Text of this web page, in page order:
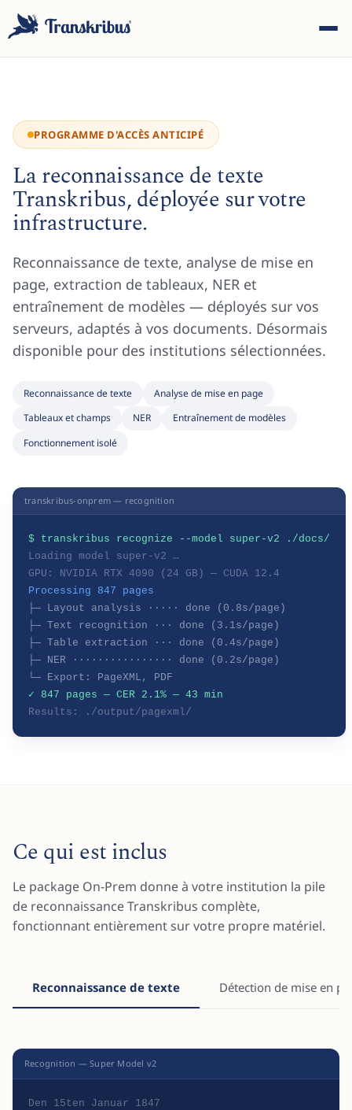
sites et articles de blog...
PROGRAMME D'ACCÈS ANTICIPÉ
La reconnaissance de texte
Transkribus, déployée sur votre
infrastructure.
Reconnaissance de texte, analyse de mise en
page, extraction de tableaux, NER et
entraînement de modèles — déployés sur vos
serveurs, adaptés à vos documents. Désormais
disponible pour des institutions sélectionnées.
Reconnaissance de texte
Analyse de mise en page
Tableaux et champs
NER
Entraînement de modèles
Fonctionnement isolé
transkribus-onprem — recognition
$ transkribus recognize --model super-v2 ./docs/
Loading model super-v2 …
GPU: NVIDIA RTX 4090 (24 GB) — CUDA 12.4
Processing 847 pages
├─ Layout analysis ····· done (0.8s/page)
├─ Text recognition ··· done (3.1s/page)
├─ Table extraction ··· done (0.4s/page)
├─ NER ················ done (0.2s/page)
└─ Export: PageXML, PDF
✓ 847 pages — CER 2.1% — 43 min
Results: ./output/pagexml/
Ce qui est inclus
Le package On-Prem donne à votre institution la pile
de reconnaissance Transkribus complète,
fonctionnant entièrement sur votre propre matériel.
Reconnaissance de texte Détection de mise en
Recognition — Super Model v2
Den 15ten Januar 1847